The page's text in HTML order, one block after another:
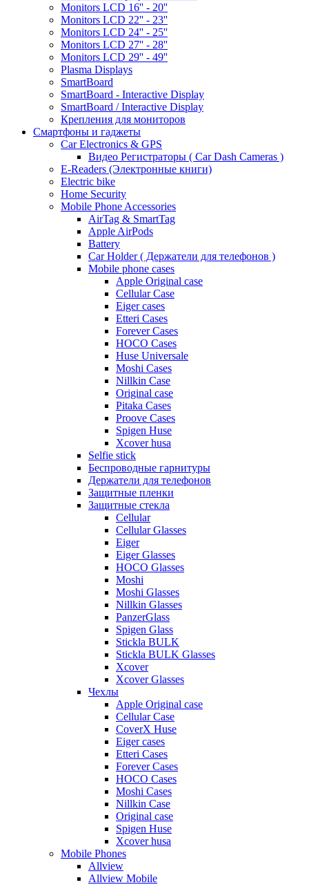
Monitors LCD 16'' - 20''
Monitors LCD 22'' - 23''
Monitors LCD 24'' - 25''
Monitors LCD 27'' - 28''
Monitors LCD 29'' - 49''
Plasma Displays
SmartBoard
SmartBoard - Interactive Display
SmartBoard / Interactive Display
Крепления для мониторов
Смартфоны и гаджеты
Car Electronics & GPS
Видео Регистраторы ( Car Dash Cameras )
E-Readers (Электронные книги)
Electric bike
Home Security
Mobile Phone Accessories
AirTag & SmartTag
Apple AirPods
Battery
Car Holder ( Держатели для телефонов )
Mobile phone cases
Apple Original case
Cellular Case
Eiger cases
Etteri Cases
Forever Cases
HOCO Cases
Huse Universale
Moshi Cases
Nillkin Case
Original case
Pitaka Cases
Proove Cases
Spigen Huse
Xcover husa
Selfie stick
Беспроводные гарнитуры
Держатели для телефонов
Защитные пленки
Защитные стекла
Cellular
Cellular Glasses
Eiger
Eiger Glasses
HOCO Glasses
Moshi
Moshi Glasses
Nillkin Glasses
PanzerGlass
Spigen Glass
Stickla BULK
Stickla BULK Glasses
Xcover
Xcover Glasses
Чехлы
Apple Original case
Cellular Case
CoverX Huse
Eiger cases
Etteri Cases
Forever Cases
HOCO Cases
Moshi Cases
Nillkin Case
Original case
Spigen Huse
Xcover husa
Mobile Phones
Allview
Allview Mobile